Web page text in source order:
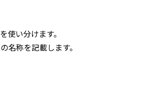
使い分けます。
名称を記載します。